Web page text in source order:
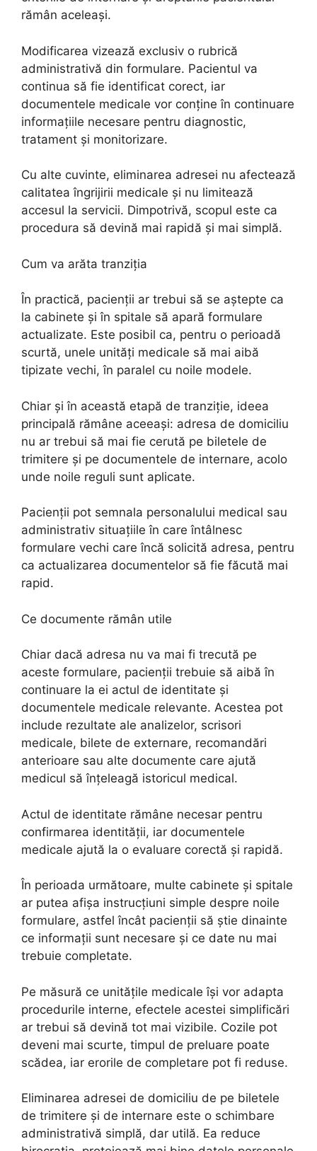
rămân aceleași.
Modificarea vizează exclusiv o rubrică
administrativă din formulare. Pacientul va
continua să fie identificat corect, iar
documentele medicale vor conține în continuare
informațiile necesare pentru diagnostic,
tratament și monitorizare.
Cu alte cuvinte, eliminarea adresei nu afectează
calitatea îngrijirii medicale și nu limitează
accesul la servicii. Dimpotrivă, scopul este ca
procedura să devină mai rapidă și mai simplă.
Cum va arăta tranziția
În practică, pacienții ar trebui să se aștepte ca
la cabinete și în spitale să apară formulare
actualizate. Este posibil ca, pentru o perioadă
scurtă, unele unități medicale să mai aibă
tipizate vechi, în paralel cu noile modele.
Chiar și în această etapă de tranziție, ideea
principală rămâne aceeași: adresa de domiciliu
nu ar trebui să mai fie cerută pe biletele de
trimitere și pe documentele de internare, acolo
unde noile reguli sunt aplicate.
Pacienții pot semnala personalului medical sau
administrativ situațiile în care întâlnesc
formulare vechi care încă solicită adresa, pentru
ca actualizarea documentelor să fie făcută mai
rapid.
Ce documente rămân utile
Chiar dacă adresa nu va mai fi trecută pe
aceste formulare, pacienții trebuie să aibă în
continuare la ei actul de identitate și
documentele medicale relevante. Acestea pot
include rezultate ale analizelor, scrisori
medicale, bilete de externare, recomandări
anterioare sau alte documente care ajută
medicul să înțeleagă istoricul medical.
Actul de identitate rămâne necesar pentru
confirmarea identității, iar documentele
medicale ajută la o evaluare corectă și rapidă.
În perioada următoare, multe cabinete și spitale
ar putea afișa instrucțiuni simple despre noile
formulare, astfel încât pacienții să știe dinainte
ce informații sunt necesare și ce date nu mai
trebuie completate.
Pe măsură ce unitățile medicale își vor adapta
procedurile interne, efectele acestei simplificări
ar trebui să devină tot mai vizibile. Cozile pot
deveni mai scurte, timpul de preluare poate
scădea, iar erorile de completare pot fi reduse.
Eliminarea adresei de domiciliu de pe biletele
de trimitere și de internare este o schimbare
administrativă simplă, dar utilă. Ea reduce